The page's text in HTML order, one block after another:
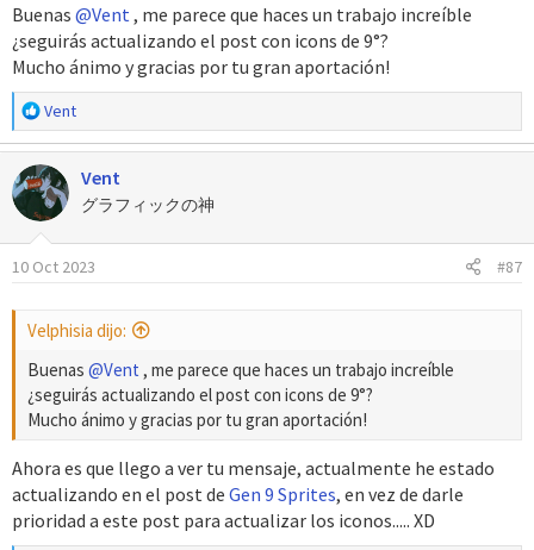
Buenas @Vent , me parece que haces un trabajo increíble
¿seguirás actualizando el post con icons de 9°?
Mucho ánimo y gracias por tu gran aportación!
R
e
a
c
c
i
o
n
:
Vent
Vent
グラフィックの神
10 Oct 2023 #87
Velphisia dijo:
Buenas @Vent , me parece que haces un trabajo increíble
¿seguirás actualizando el post con icons de 9°?
Mucho ánimo y gracias por tu gran aportación!
Ahora es que llego a ver tu mensaje, actualmente he estado
actualizando en el post de Gen 9 Sprites, en vez de darle
prioridad a este post para actualizar los iconos..... XD